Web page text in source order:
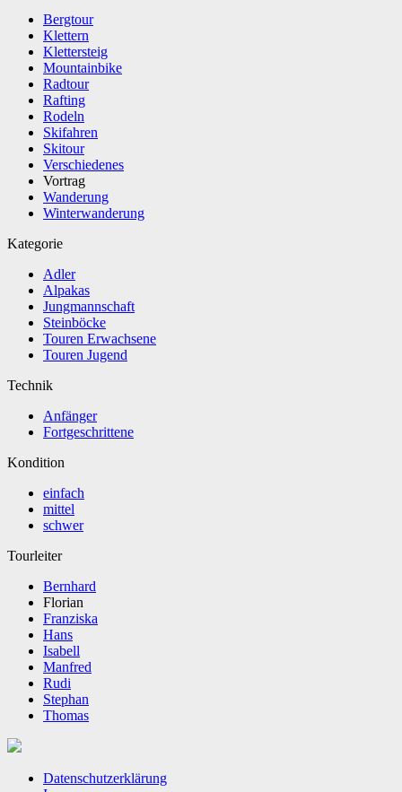
Bergtour
Klettern
Klettersteig
Mountainbike
Radtour
Rafting
Rodeln
Skifahren
Skitour
Verschiedenes
Vortrag
Wanderung
Winterwanderung
Kategorie
Adler
Alpakas
Jungmannschaft
Steinböcke
Touren Erwachsene
Touren Jugend
Technik
Anfänger
Fortgeschrittene
Kondition
einfach
mittel
schwer
Tourleiter
Bernhard
Florian
Franziska
Hans
Isabell
Manfred
Rudi
Stephan
Thomas
Datenschutzerklärung